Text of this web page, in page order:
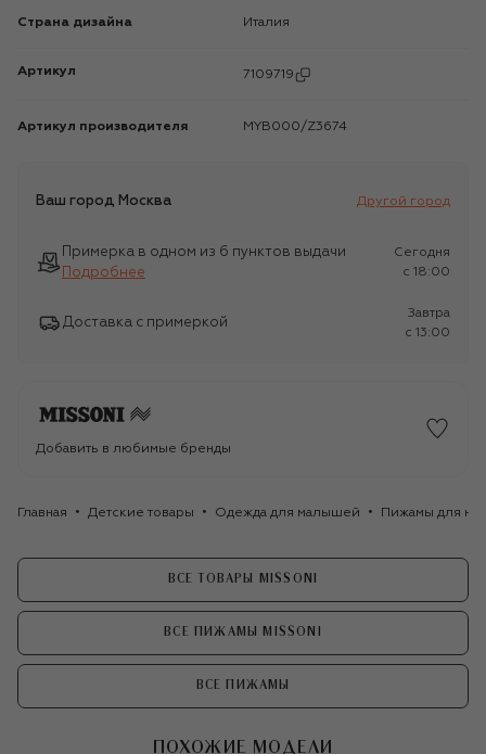
Страна дизайна Италия
Артикул 7109719
Артикул производителя MYB000/Z3674
Ваш город Москва Другой город
Примерка в одном из 6 пунктов выдачи
Подробнее
Сегодня
c 18:00
Доставка с примеркой
Завтра
c 13:00
Добавить в любимые бренды
Главная Детские товары Одежда для малышей Пижамы для
ВСЕ ТОВАРЫ MISSONI
ВСЕ ПИЖАМЫ MISSONI
ВСЕ ПИЖАМЫ
ПОХОЖИЕ МОДЕЛИ